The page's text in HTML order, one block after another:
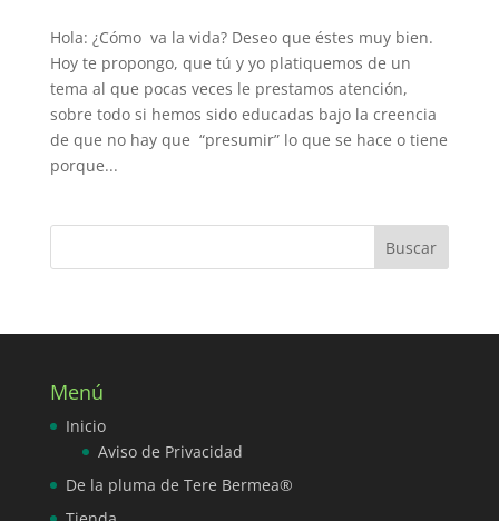
Hola: ¿Cómo va la vida? Deseo que éstes muy bien.
Hoy te propongo, que tú y yo platiquemos de un
tema al que pocas veces le prestamos atención,
sobre todo si hemos sido educadas bajo la creencia
de que no hay que “presumir” lo que se hace o tiene
porque...
Menú
Inicio
Aviso de Privacidad
De la pluma de Tere Bermea®